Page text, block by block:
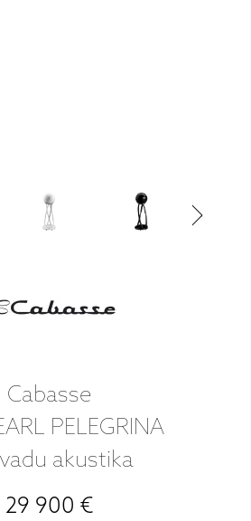
Cabasse
PELEGRINA
akustika
29 900 €